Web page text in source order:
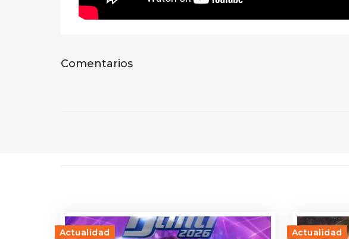
Comentarios
Actualidad Actualidad